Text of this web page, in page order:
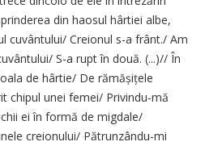
din haosul hârtiei albe,
cuvântului/ Creionul s-a frânt./ Am
S-a rupt în două. (...)// În
de hârtie/ De rămășițele
chipul unei femei/ Privindu-mă
ei în formă de migdale/
creionului/ Pătrunzându-mi